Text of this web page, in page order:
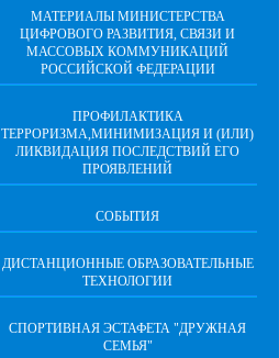
МАТЕРИАЛЫ МИНИСТЕРСТВА
ЦИФРОВОГО РАЗВИТИЯ, СВЯЗИ И
МАССОВЫХ КОММУНИКАЦИЙ
РОССИЙСКОЙ ФЕДЕРАЦИИ
ПРОФИЛАКТИКА
ТЕРРОРИЗМА,МИНИМИЗАЦИЯ И (ИЛИ)
ЛИКВИДАЦИЯ ПОСЛЕДСТВИЙ ЕГО
ПРОЯВЛЕНИЙ
СОБЫТИЯ
ДИСТАНЦИОННЫЕ ОБРАЗОВАТЕЛЬНЫЕ
ТЕХНОЛОГИИ
СПОРТИВНАЯ ЭСТАФЕТА "ДРУЖНАЯ
СЕМЬЯ"